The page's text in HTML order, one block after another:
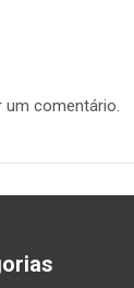
um comentário.